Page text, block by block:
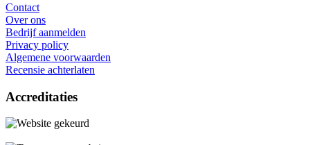
Contact
Over ons
Bedrijf aanmelden
Privacy policy
Algemene voorwaarden
Recensie achterlaten
Accreditaties